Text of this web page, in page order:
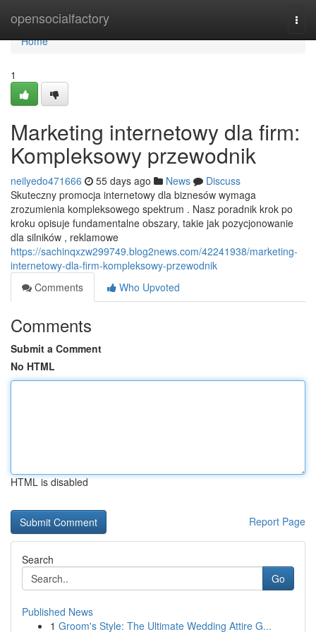
opensocialfactory
Home
Home
1
Marketing internetowy dla firm:
Kompleksowy przewodnik
neilyedo471666 55 days ago News
Discuss
Skuteczny promocja internetowy dla biznesów wymaga
zrozumienia kompleksowego spektrum . Nasz poradnik krok po
kroku opisuje fundamentalne obszary, takie jak pozycjonowanie
dla silników , reklamowe
https://sachinqxzw299749.blog2news.com/42241938/marketing-
internetowy-dla-firm-kompleksowy-przewodnik
Comments
Who Upvoted
Comments
Submit a Comment
No HTML
HTML is disabled
Report Page
Search
Go
Published News
1 Groom's Style: The Ultimate Wedding Attire G...